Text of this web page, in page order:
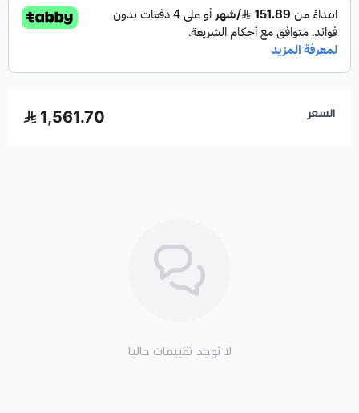
السعر 1,561.70
لا توجد تقييمات حاليا